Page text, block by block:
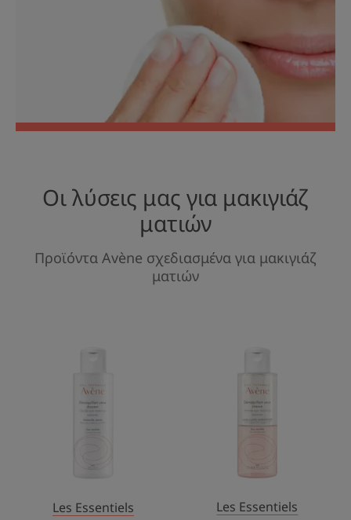
Οι λύσεις μας για μακιγιάζ
ματιών
Προϊόντα Avène σχεδιασμένα για μακιγιάζ
ματιών
Ντεμακιγιάζ
Ματιών
Les Essentiels
Les Essentiels